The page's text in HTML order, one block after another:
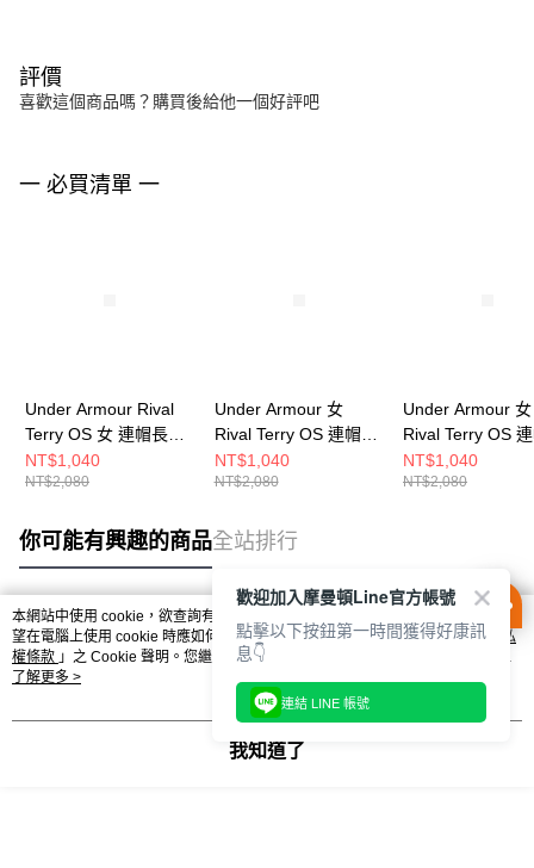
評價
喜歡這個商品嗎？購買後給他一個好評吧
一 必買清單 一
Under Armour Rival
Terry OS 女 連帽長袖
套頭衫 1382736-539
NT$1,040
NT$2,080
Under Armour 女
Rival Terry OS 連帽長
袖套頭衫 1382736-
015
NT$1,040
NT$2,080
Under Armour 女
Rival Terry OS
袖套頭衫
535
NT$1,040
NT$2,080
你可能有興趣的商品全站排行
熱門標籤
本網站中使用 cookie，欲查詢有關本網站使用 cookie 方式之詳情，及若您不希
望在電腦上使用 cookie 時應如何變更電腦的 cookie 設定，請參閱本網站「
隱私
權條款 」之 Cookie 聲明。您繼續使用本網站即表示您同意本公司得按本網站使
用條款之 Cookie 聲明使用 cookie。
了解更多 >
我知道了
歡迎加入摩曼頓Line官方帳號
點擊以下按鈕第一時間獲得好康訊
息👇
連結 LINE 帳號